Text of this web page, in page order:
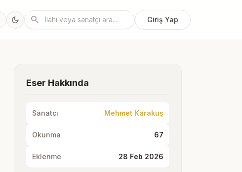
dark_mode search Giriş Yap
Eser Hakkında
Sanatçı Mehmet Karakuş
Okunma 67
Eklenme 28 Feb 2026